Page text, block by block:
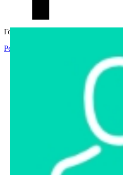
Гостевой доступ
Регистрация
Интернет-магазин
Интернет-витрина
Арестованное имущество
Реестр несостоявшихся торгов
Реестр переоценок
Государственное имущество